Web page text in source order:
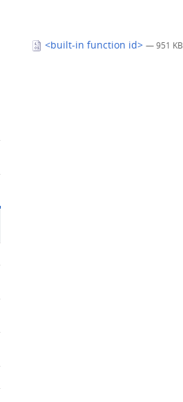
<built-in function id>— 951 KB